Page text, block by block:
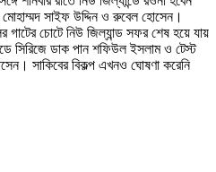
মোহাম্মদ সাইফ উদ্দিন ও রুবেল হোসেন।
চোটে নিউ জিল্যান্ড সফর শেষ হয়ে যায়
সিরিজে ডাক পান শফিউল ইসলাম ও টেস্ট
সাকিবের বিকল্প এখনও ঘোষণা করেনি